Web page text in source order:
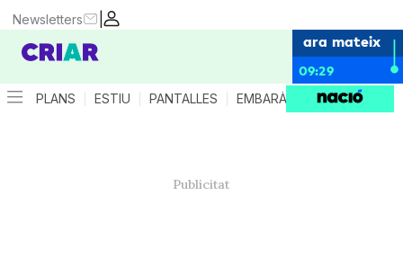
|
Newsletters
ara mateix
09:29
PLANS ESTIU PANTALLES EMBARÀS CRIANÇA